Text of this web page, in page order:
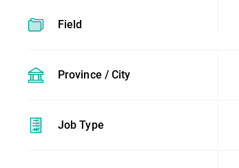
Field
Province / City
Job Type